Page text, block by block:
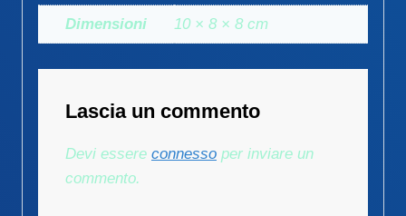
Dimensioni 10 × 8 × 8 cm
Lascia un commento
Devi essere connesso per inviare un
commento.